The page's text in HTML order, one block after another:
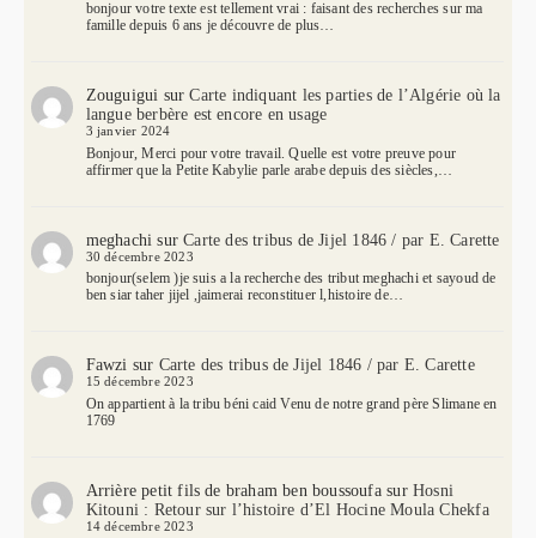
bonjour votre texte est tellement vrai : faisant des recherches sur ma
famille depuis 6 ans je découvre de plus…
Zouguigui surCarte indiquant les parties de l’Algérie où la
langue berbère est encore en usage
3 janvier 2024
Bonjour, Merci pour votre travail. Quelle est votre preuve pour
affirmer que la Petite Kabylie parle arabe depuis des siècles,…
meghachi surCarte des tribus de Jijel 1846 / par E. Carette
30 décembre 2023
bonjour(selem )je suis a la recherche des tribut meghachi et sayoud de
ben siar taher jijel ,jaimerai reconstituer l,histoire de…
Fawzi sur Carte des tribus de Jijel 1846 / par E. Carette
15 décembre 2023
On appartient à la tribu béni caid Venu de notre grand père Slimane en
1769
Arrière petit fils de braham ben boussoufasur Hosni
Kitouni : Retour sur l’histoire d’El Hocine Moula Chekfa
14 décembre 2023